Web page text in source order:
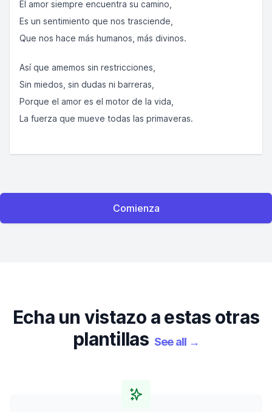
El amor siempre encuentra su camino,
Es un sentimiento que nos trasciende,
Que nos hace más humanos, más divinos.
Así que amemos sin restricciones,
Sin miedos, sin dudas ni barreras,
Porque el amor es el motor de la vida,
La fuerza que mueve todas las primaveras.
Comienza
Echa un vistazo a estas otras
plantillas See all →